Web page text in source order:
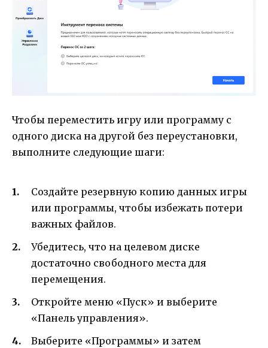
Чтобы переместить игру или программу с
одного диска на другой без переустановки,
выполните следующие шаги:
Создайте резервную копию данных игры
или программы, чтобы избежать потери
важных файлов.
Убедитесь, что на целевом диске
достаточно свободного места для
перемещения.
Откройте меню «Пуск» и выберите
«Панель управления».
Выберите «Программы» и затем